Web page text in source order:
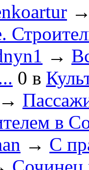
→
→
0 в
→
в
→ С